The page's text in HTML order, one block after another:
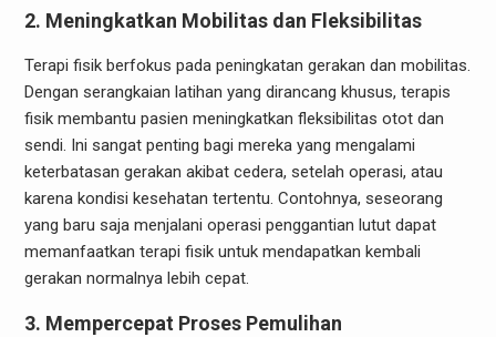
2. Meningkatkan Mobilitas dan Fleksibilitas
Terapi fisik berfokus pada peningkatan gerakan dan mobilitas.
Dengan serangkaian latihan yang dirancang khusus, terapis
fisik membantu pasien meningkatkan fleksibilitas otot dan
sendi. Ini sangat penting bagi mereka yang mengalami
keterbatasan gerakan akibat cedera, setelah operasi, atau
karena kondisi kesehatan tertentu. Contohnya, seseorang
yang baru saja menjalani operasi penggantian lutut dapat
memanfaatkan terapi fisik untuk mendapatkan kembali
gerakan normalnya lebih cepat.
3. Mempercepat Proses Pemulihan